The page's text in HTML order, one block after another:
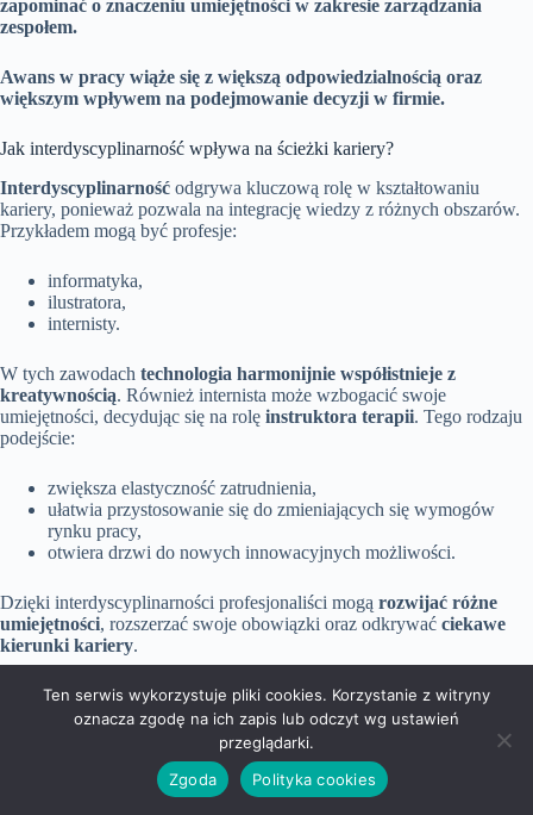
zapominać o znaczeniu umiejętności w zakresie zarządzania
zespołem.
Awans w pracy wiąże się z większą odpowiedzialnością oraz
większym wpływem na podejmowanie decyzji w firmie.
Jak interdyscyplinarność wpływa na ścieżki kariery?
Interdyscyplinarność odgrywa kluczową rolę w kształtowaniu
kariery, ponieważ pozwala na integrację wiedzy z różnych obszarów.
Przykładem mogą być profesje:
informatyka,
ilustratora,
internisty.
W tych zawodach technologia harmonijnie współistnieje z
kreatywnością. Również internista może wzbogacić swoje
umiejętności, decydując się na rolę instruktora terapii. Tego rodzaju
podejście:
zwiększa elastyczność zatrudnienia,
ułatwia przystosowanie się do zmieniających się wymogów
rynku pracy,
otwiera drzwi do nowych innowacyjnych możliwości.
Dzięki interdyscyplinarności profesjonaliści mogą rozwijać różne
umiejętności, rozszerzać swoje obowiązki oraz odkrywać ciekawe
kierunki kariery.
Jakie są trendy i zapotrzebowanie na rynku pracy dla zawodów na I?
Widzimy wyraźne zmiany
na rynku pracy w zawodach
rozpoczynających się na literę „I”, gdzie rośnie zapotrzebowanie na
specjalistów w dziedzinach takich jak:
Ten serwis wykorzystuje pliki cookies. Korzystanie z witryny
oznacza zgodę na ich zapis lub odczyt wg ustawień
przeglądarki.
Zgoda
Polityka cookies